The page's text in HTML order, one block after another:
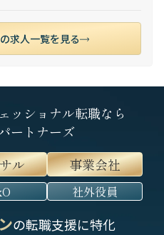
求人一覧を見る
ッショナル転職なら
ートナーズ
ル 事業会社
社外役員
の転職支援に特化